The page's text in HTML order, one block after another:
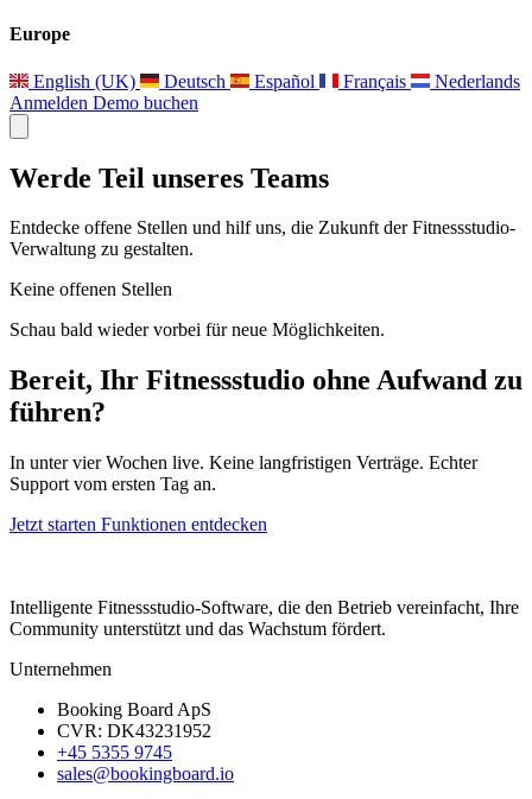
Europe
English (UK) Deutsch Español Français
Nederlands
Anmelden Demo buchen
Werde Teil unseres Teams
Entdecke offene Stellen und hilf uns, die Zukunft der Fitnessstudio-
Verwaltung zu gestalten.
Keine offenen Stellen
Schau bald wieder vorbei für neue Möglichkeiten.
Bereit, Ihr Fitnessstudio ohne Aufwand zu
führen?
In unter vier Wochen live. Keine langfristigen Verträge. Echter
Support vom ersten Tag an.
Jetzt starten Funktionen entdecken
Intelligente Fitnessstudio-Software, die den Betrieb vereinfacht, Ihre
Community unterstützt und das Wachstum fördert.
Unternehmen
Booking Board ApS
CVR: DK43231952
+45 5355 9745
sales@bookingboard.io